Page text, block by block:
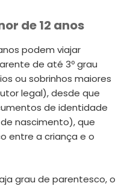
de 12 anos
podem viajar
de até 3º grau
ou sobrinhos maiores
legal), desde que
de identidade
nascimento), que
entre a criança e o
grau de parentesco, o